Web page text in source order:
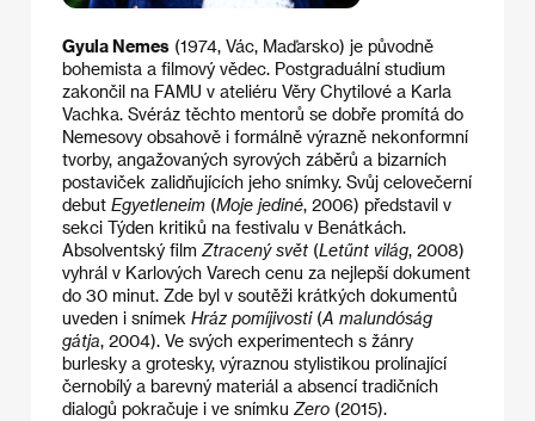
Gyula Nemes (1974, Vác, Maďarsko) je původně
bohemista a filmový vědec. Postgraduální studium
zakončil na FAMU v ateliéru Věry Chytilové a Karla
Vachka. Svéráz těchto mentorů se dobře promítá do
Nemesovy obsahově i formálně výrazně nekonformní
tvorby, angažovaných syrových záběrů a bizarních
postaviček zalidňujících jeho snímky. Svůj celovečerní
debut Egyetleneim (Moje jediné, 2006) představil v
sekci Týden kritiků na festivalu v Benátkách.
Absolventský film Ztracený svět (Letűnt világ, 2008)
vyhrál v Karlových Varech cenu za nejlepší dokument
do 30 minut. Zde byl v soutěži krátkých dokumentů
uveden i snímek Hráz pomíjivosti(A malundóság
gátja, 2004). Ve svých experimentech s žánry
burlesky a grotesky, výraznou stylistikou prolínající
černobílý a barevný materiál a absencí tradičních
dialogů pokračuje i ve snímku Zero (2015).